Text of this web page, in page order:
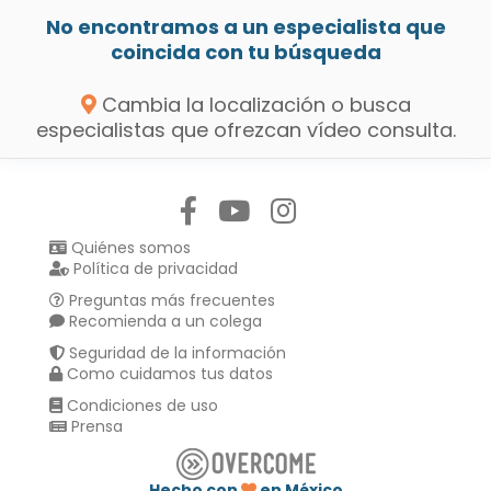
No encontramos a un especialista que
coincida con tu búsqueda
Cambia la localización o busca
especialistas que ofrezcan vídeo consulta.
Quiénes somos
Política de privacidad
Preguntas más frecuentes
Recomienda a un colega
Seguridad de la información
Como cuidamos tus datos
Condiciones de uso
Prensa